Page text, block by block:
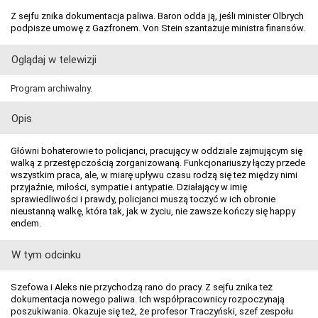
Z sejfu znika dokumentacja paliwa. Baron odda ją, jeśli minister Olbrych
podpisze umowę z Gazfronem. Von Stein szantażuje ministra finansów.
Oglądaj w telewizji
Program archiwalny.
Opis
Główni bohaterowie to policjanci, pracujący w oddziale zajmującym się
walką z przestępczością zorganizowaną. Funkcjonariuszy łączy przede
wszystkim praca, ale, w miarę upływu czasu rodzą się też między nimi
przyjaźnie, miłości, sympatie i antypatie. Działający w imię
sprawiedliwości i prawdy, policjanci muszą toczyć w ich obronie
nieustanną walkę, która tak, jak w życiu, nie zawsze kończy się happy
endem.
W tym odcinku
Szefowa i Aleks nie przychodzą rano do pracy. Z sejfu znika też
dokumentacja nowego paliwa. Ich współpracownicy rozpoczynają
poszukiwania. Okazuje się też, że profesor Traczyński, szef zespołu